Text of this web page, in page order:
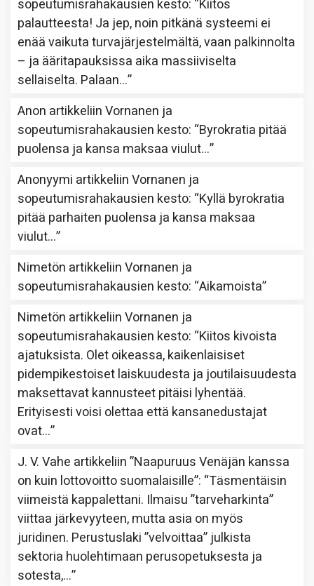
sopeutumisrahakausien kesto: “Kiitos
palautteesta! Ja jep, noin pitkänä systeemi ei
enää vaikuta turvajärjestelmältä, vaan palkinnolta
– ja ääritapauksissa aika massiiviselta
sellaiselta. Palaan…”
Anon artikkeliinVornanen ja
sopeutumisrahakausien kesto: “Byrokratia pitää
puolensa ja kansa maksaa viulut…”
Anonyymi artikkeliinVornanen ja
sopeutumisrahakausien kesto: “Kyllä byrokratia
pitää parhaiten puolensa ja kansa maksaa
viulut…”
Nimetön artikkeliinVornanen ja
sopeutumisrahakausien kesto: “Aikamoista”
Nimetön artikkeliinVornanen ja
sopeutumisrahakausien kesto: “Kiitos kivoista
ajatuksista. Olet oikeassa, kaikenlaisiset
pidempikestoiset laiskuudesta ja joutilaisuudesta
maksettavat kannusteet pitäisi lyhentää.
Erityisesti voisi olettaa että kansanedustajat
ovat…”
J. V. Vahe artikkeliin”Naapuruus Venäjän kanssa
on kuin lottovoitto suomalaisille”: “Täsmentäisin
viimeistä kappalettani. Ilmaisu ”tarveharkinta”
viittaa järkevyyteen, mutta asia on myös
juridinen. Perustuslaki ”velvoittaa” julkista
sektoria huolehtimaan perusopetuksesta ja
sotesta,…”